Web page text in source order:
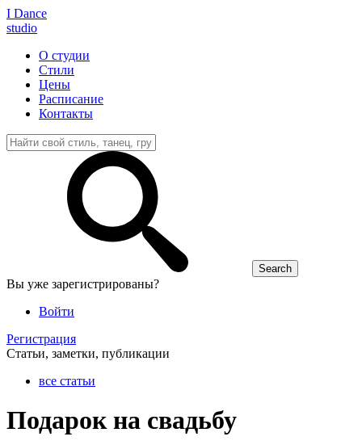
I Dance
studio
О студии
Стили
Цены
Расписание
Контакты
Вы уже зарегистрированы?
Войти
Регистрация
Статьи, заметки, публикации
все статьи
Подарок на свадьбу